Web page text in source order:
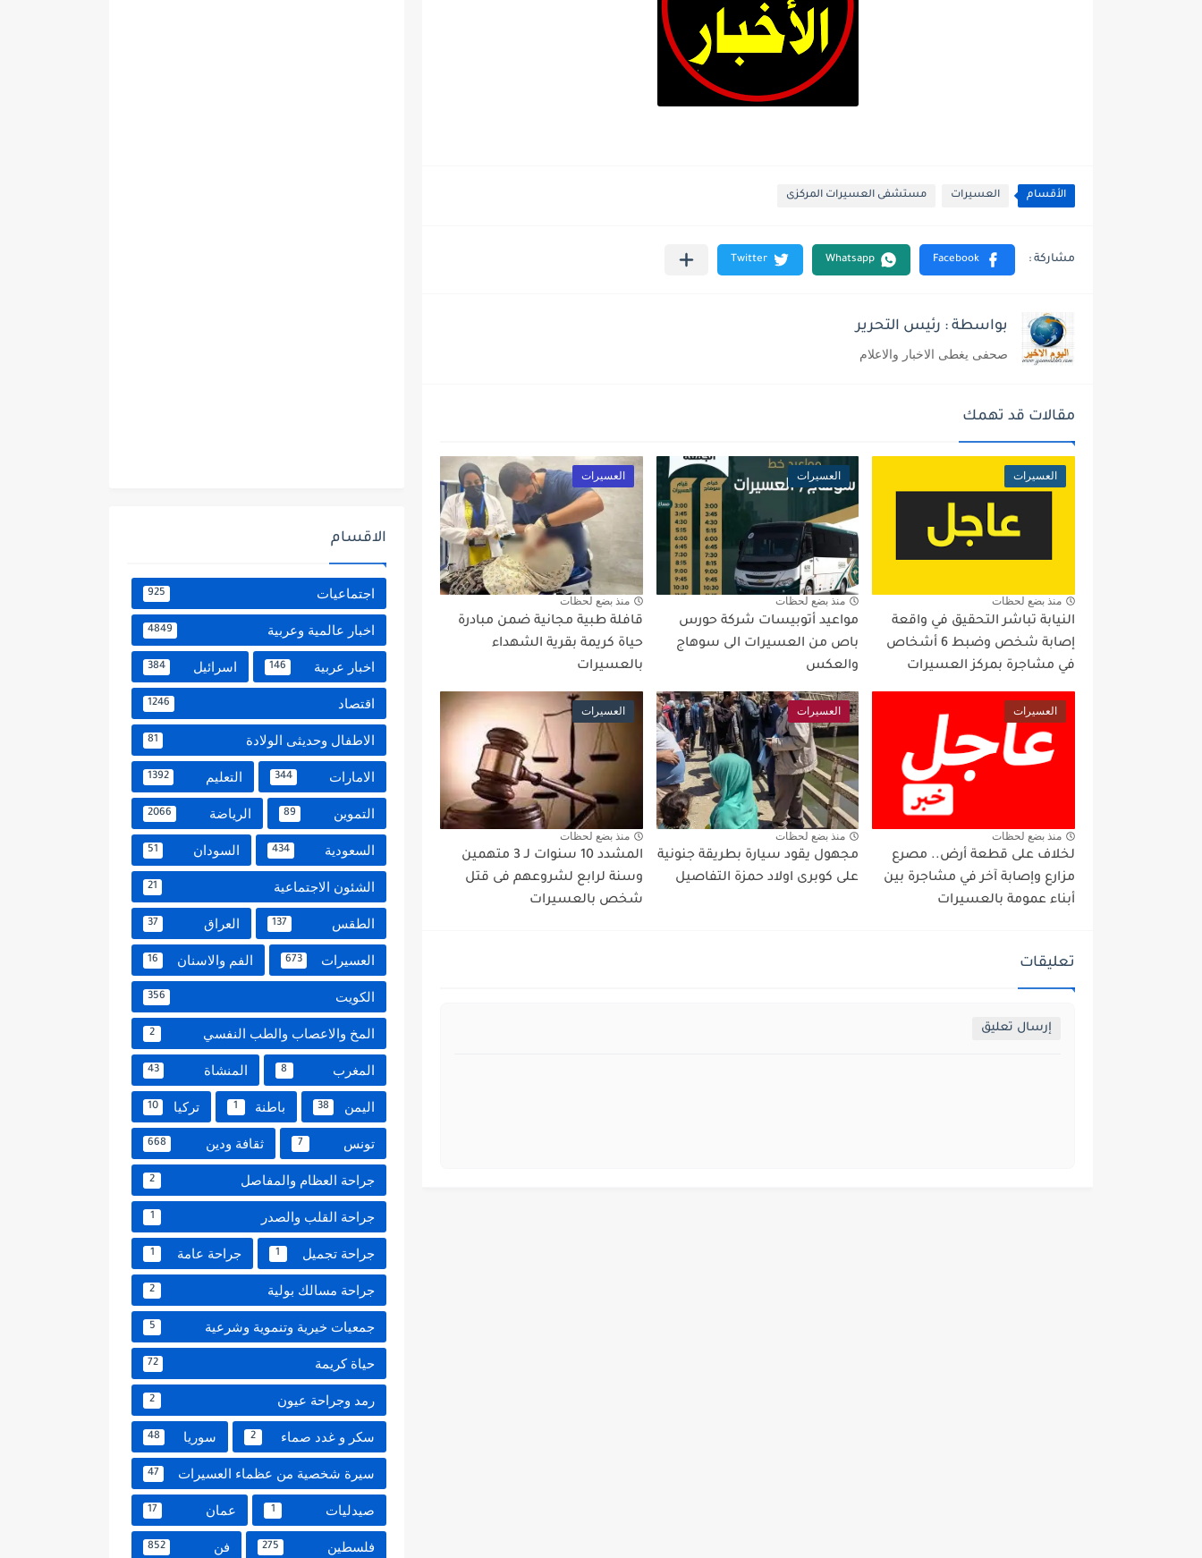
الأقسام العسيرات مستشفى العسيرات المركزى
بواسطة : رئيس التحرير
صحفى يغطى الاخبار والاعلام
مقالات قد تهمك
العسيرات
منذ بضع لحظات
النيابة تباشر التحقيق في واقعة
إصابة شخص وضبط 6 أشخاص
في مشاجرة بمركز العسيرات
العسيرات
منذ بضع لحظات
مواعيد أتوبيسات شركة حورس
باص من العسيرات الى سوهاج
والعكس
العسيرات
منذ بضع لحظات
قافلة طبية مجانية ضمن مبادرة
حياة كريمة بقرية الشهداء
بالعسيرات
العسيرات
منذ بضع لحظات
لخلاف على قطعة أرض.. مصرع
مزارع وإصابة آخر في مشاجرة بين
أبناء عمومة بالعسيرات
العسيرات
منذ بضع لحظات
مجهول يقود سيارة بطريقة جنونية
على كوبرى اولاد حمزة التفاصيل
العسيرات
منذ بضع لحظات
المشدد 10 سنوات لـ 3 متهمين
وسنة لرابع لشروعهم فى قتل
شخص بالعسيرات
تعليقات
إرسال تعليق
الاقسام
اجتماعيات 925
اخبار عالمية وعربية 4849
اخبار عربية 146 اسرائيل 384
اقتصاد 1246
الاطفال وحديثى الولادة 81
الامارات 344 التعليم 1392
التموين 89 الرياضة 2066
السعودية 434 السودان 51
الشئون الاجتماعية 21
الطقس 137 العراق 37
العسيرات 673 الفم والاسنان 16
الكويت 356
المخ والاعصاب والطب النفسي 2
المغرب 8 المنشاة 43
اليمن 38 باطنة 1 تركيا 10
تونس 7 ثقافة ودين 668
جراحة العظام والمفاصل 2
جراحة القلب والصدر 1
جراحة تجميل 1 جراحة عامة 1
جراحة مسالك بولية 2
جمعيات خيرية وتنموية وشرعية 5
حياة كريمة 72
رمد وجراحة عيون 2
سكر و غدد صماء 2 سوريا 48
سيرة شخصية من عظماء العسيرات 47
صيدليات 1 عمان 17
فلسطين 275 فن 852